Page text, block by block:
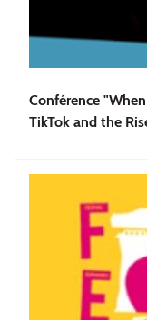
Conférence
TikTok and the